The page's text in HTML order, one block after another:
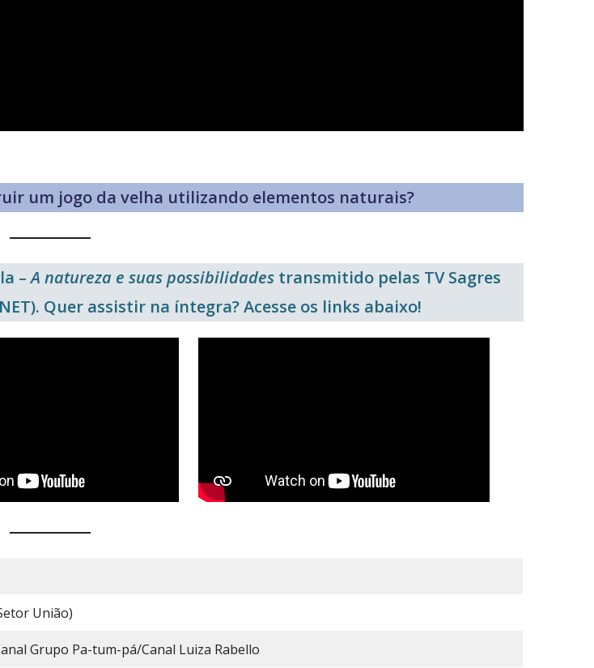
um jogo da velha utilizando elementos naturais?
–A natureza e suas possibilidades transmitido pelas TV Sagres
Quer assistir na íntegra? Acesse os links abaixo!
União)
Grupo Pa-tum-pá/Canal Luiza Rabello